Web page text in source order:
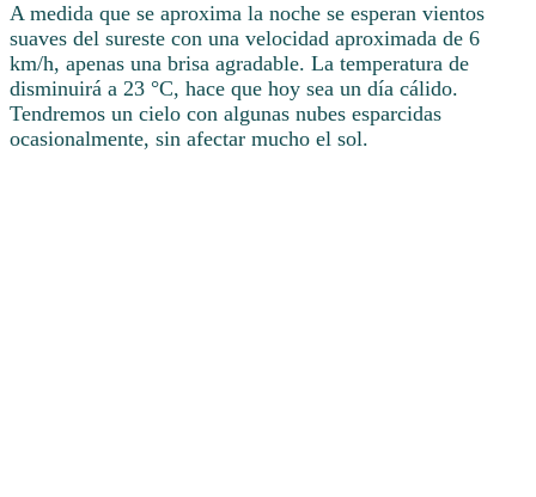
A medida que se aproxima la noche se esperan vientos
suaves del sureste con una velocidad aproximada de 6
km/h, apenas una brisa agradable. La temperatura de
disminuirá a 23 °C, hace que hoy sea un día cálido.
Tendremos un cielo con algunas nubes esparcidas
ocasionalmente, sin afectar mucho el sol.